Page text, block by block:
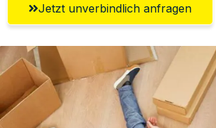
Jetzt unverbindlich anfragen